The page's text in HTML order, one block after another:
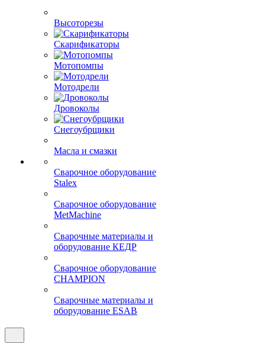
Высоторезы
Скарификаторы
Мотопомпы
Мотодрели
Дровоколы
Снегоубрщики
Масла и смазки
Сварочное оборудование
MetMachine
Сварочные материалы и
оборудование КЕДР
Сварочное оборудование